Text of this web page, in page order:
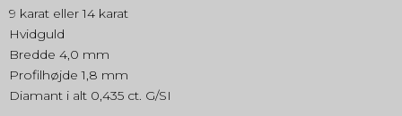
9 karat eller 14 karat
Hvidguld
Bredde 4,0 mm
Profilhøjde 1,8 mm
Diamant i alt 0,435 ct. G/SI